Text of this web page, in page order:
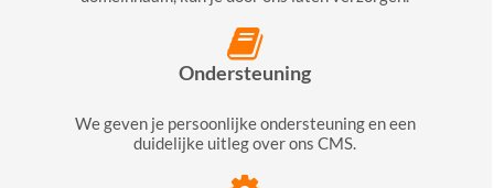
Ondersteuning
We geven je persoonlijke ondersteuning en een
duidelijke uitleg over ons CMS.